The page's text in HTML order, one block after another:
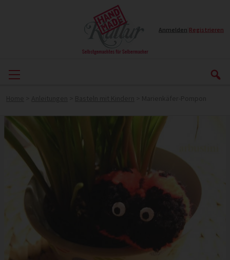
Anmelden Registrieren